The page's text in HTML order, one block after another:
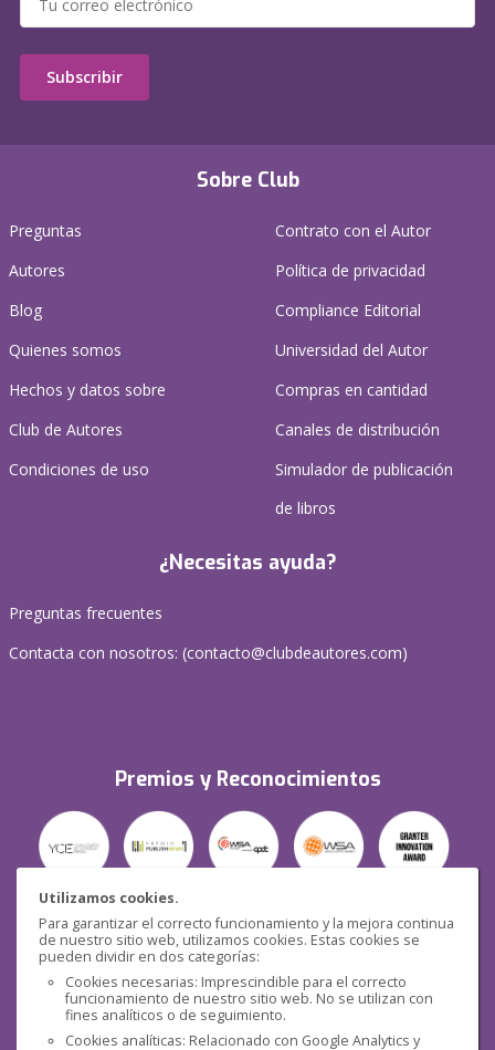
Utilizamos cookies.
Para garantizar el correcto funcionamiento y la mejora continua
de nuestro sitio web, utilizamos cookies. Estas cookies se
pueden dividir en dos categorías:
Cookies necesarias: Imprescindible para el correcto
funcionamiento de nuestro sitio web. No se utilizan con
fines analíticos o de seguimiento.
Cookies analíticas: Relacionado con Google Analytics y
Sobre Club
Preguntas
Autores
Blog
Quienes somos
Hechos y datos sobre
Club de Autores
Condiciones de uso
Contrato con el Autor
Política de privacidad
Compliance Editorial
Universidad del Autor
Compras en cantidad
Canales de distribución
Simulador de publicación
de libros
¿Necesitas ayuda?
Preguntas frecuentes
Contacta con nosotros: (contacto@clubdeautores.com)
Premios y Reconocimientos
Seguridad
Subscribir